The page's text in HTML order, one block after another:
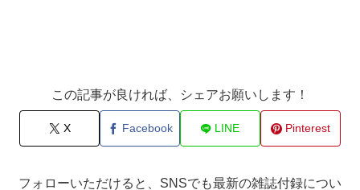
この記事が良ければ、シェアお願いします！
X Facebook LINE Pinterest
フォローいただけると、SNSでも最新の雑誌付録につい